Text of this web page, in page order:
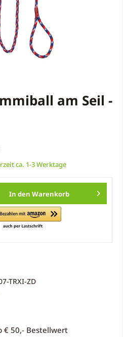
am Seil -
ca. 1-3 Werktage
In den Warenkorb
TRXI-ZD
€ 50,- Bestellwert